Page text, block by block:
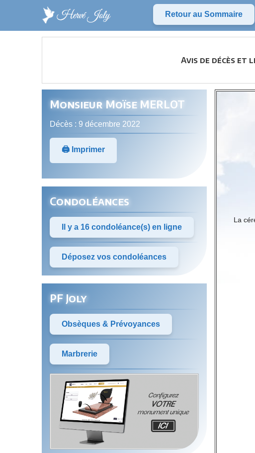
Retour au Sommaire
Avis de décès et
Monsieur Moïse MERLOT
Décès : 9 décembre 2022
🖨️ Imprimer
Condoléances
Il y a 16 condoléance(s) en ligne
Déposez vos condoléances
PF Joly
Obsèques & Prévoyances
Marbrerie
La